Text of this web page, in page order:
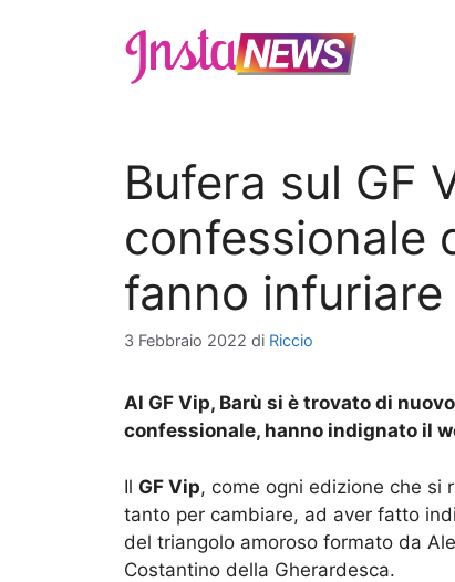
Bufera sul GF
confessionale
fanno infuriare
3 Febbraio 2022 di Riccio
Al GF Vip, Barù si è trovato di
confessionale, hanno indignato il
Il GF Vip, come ogni edizione che si
tanto per cambiare, ad aver fatto
del triangolo amoroso formato da
Costantino della Gherardesca.